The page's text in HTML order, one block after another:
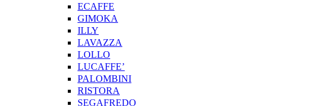
ECAFFE
GIMOKA
ILLY
LAVAZZA
LOLLO
LUCAFFE’
PALOMBINI
RISTORA
SEGAFREDO